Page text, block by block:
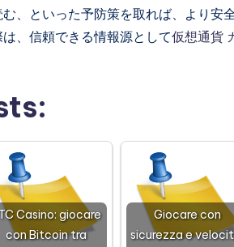
、といった予防策を取れば、より安
、信頼できる情報源として仮想通貨
Casino: giocare
con Bitcoin tra
Giocare con
sicurezza e